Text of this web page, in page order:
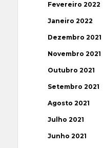
Fevereiro 2022
Janeiro 2022
Dezembro 2021
Novembro 2021
Outubro 2021
Setembro 2021
Agosto 2021
Julho 2021
Junho 2021